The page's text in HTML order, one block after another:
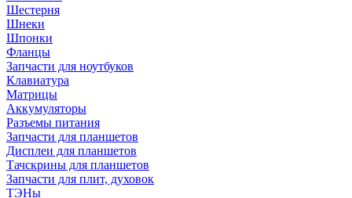
Шестерня
Шнеки
Шпонки
Фланцы
Запчасти для ноутбуков
Клавиатура
Матрицы
Аккумуляторы
Разъемы питания
Запчасти для планшетов
Дисплеи для планшетов
Тачскрины для планшетов
Запчасти для плит, духовок
ТЭНы